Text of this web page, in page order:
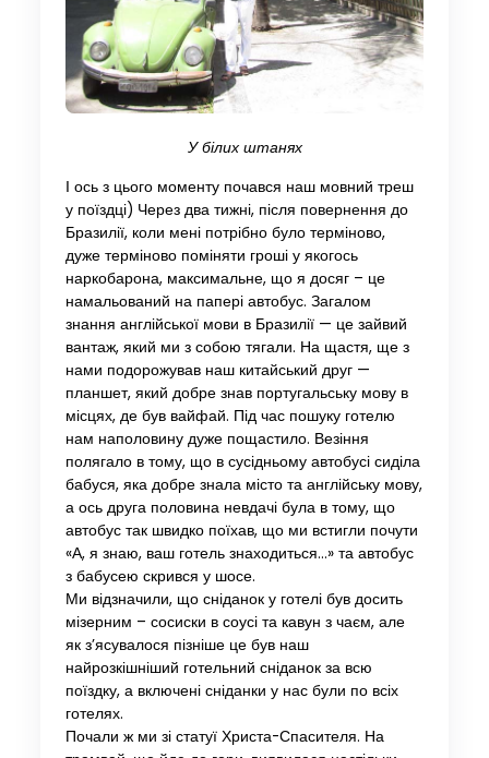
У білих штанях
І ось з цього моменту почався наш мовний треш
у поїздці) Через два тижні, після повернення до
Бразилії, коли мені потрібно було терміново,
дуже терміново поміняти гроші у якогось
наркобарона, максимальне, що я досяг – це
намальований на папері автобус. Загалом
знання англійської мови в Бразилії — це зайвий
вантаж, який ми з собою тягали. На щастя, ще з
нами подорожував наш китайський друг —
планшет, який добре знав португальську мову в
місцях, де був вайфай. Під час пошуку готелю
нам наполовину дуже пощастило. Везіння
полягало в тому, що в сусідньому автобусі сиділа
бабуся, яка добре знала місто та англійську мову,
а ось друга половина невдачі була в тому, що
автобус так швидко поїхав, що ми встигли почути
«А, я знаю, ваш готель знаходиться…» та автобус
з бабусею скрився у шосе.
Ми відзначили, що сніданок у готелі був досить
мізерним – сосиски в соусі та кавун з чаєм, але
як з’ясувалося пізніше це був наш
найрозкішніший готельний сніданок за всю
поїздку, а включені сніданки у нас були по всіх
готелях.
Почали ж ми зі статуї Христа-Спасителя. На